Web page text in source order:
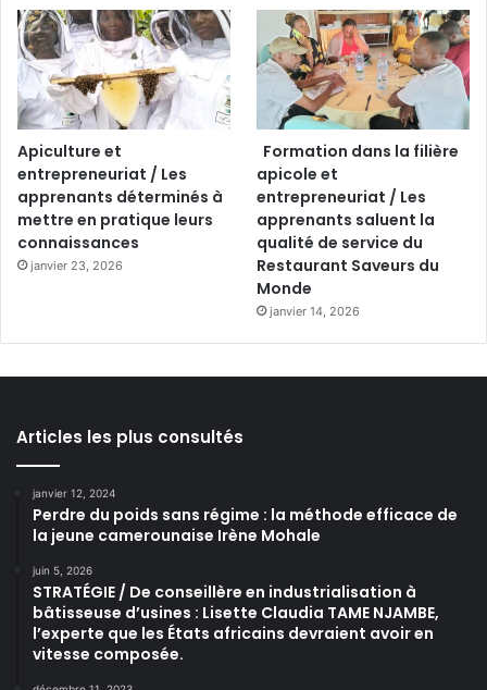
Apiculture et
entrepreneuriat / Les
apprenants déterminés à
mettre en pratique leurs
connaissances
janvier 23, 2026
Formation dans la filière
apicole et
entrepreneuriat / Les
apprenants saluent la
qualité de service du
Restaurant Saveurs du
Monde
janvier 14, 2026
Articles les plus consultés
janvier 12, 2024
Perdre du poids sans régime : la méthode efficace de
la jeune camerounaise Irène Mohale
juin 5, 2026
STRATÉGIE / De conseillère en industrialisation à
bâtisseuse d’usines : Lisette Claudia TAME NJAMBE,
l’experte que les États africains devraient avoir en
vitesse composée.